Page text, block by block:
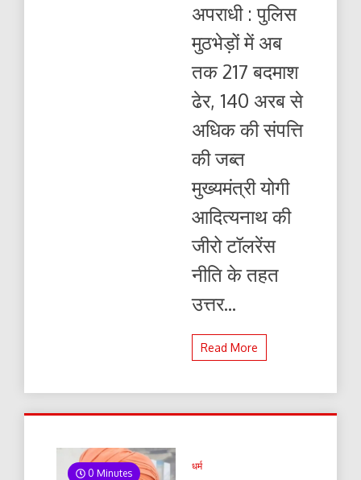
बदमाश
ढेर,
140
से
की
की
अपराधी : पुलिस
मुठभेड़ों में अब
तक 217 बदमाश
ढेर, 140 अरब से
अधिक की संपत्ति
की जब्त
मुख्यमंत्री योगी
आदित्यनाथ की
जीरो टॉलरेंस
नीति के तहत
उत्तर...
Read More
0 Minutes
धर्म